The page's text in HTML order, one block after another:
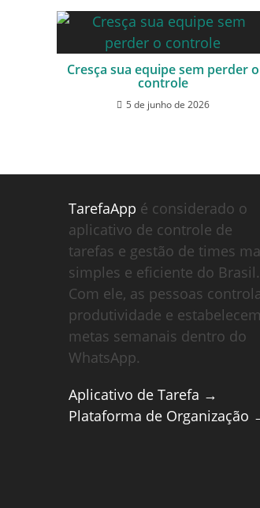
Cresça sua equipe sem perder o
controle
5 de junho de 2026
TarefaApp é considerado o
aplicativo de controle de
tarefas e gestão de times
simples e eficiente do Brasil.
Com ele, as pessoas
produtividade e estabelecem
metas semanais dentro do
WhatsApp.
Aplicativo de Tarefa →
Plataforma de Organização